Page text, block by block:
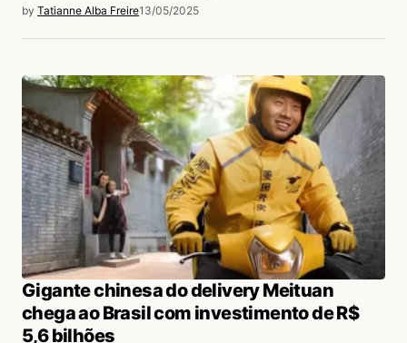
by Tatianne Alba Freire13/05/2025
Gigante chinesa do delivery Meituan
chega ao Brasil com investimento de R$
5,6 bilhões